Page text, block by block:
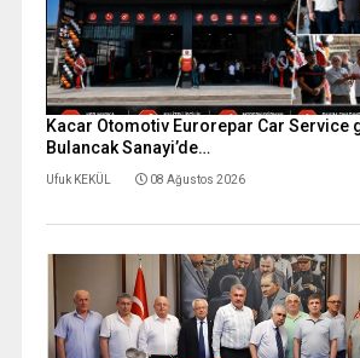
Kacar Otomotiv Eurorepar Car Service
Bulancak Sanayi’de…
Ufuk KEKÜL 08 Ağustos 2026